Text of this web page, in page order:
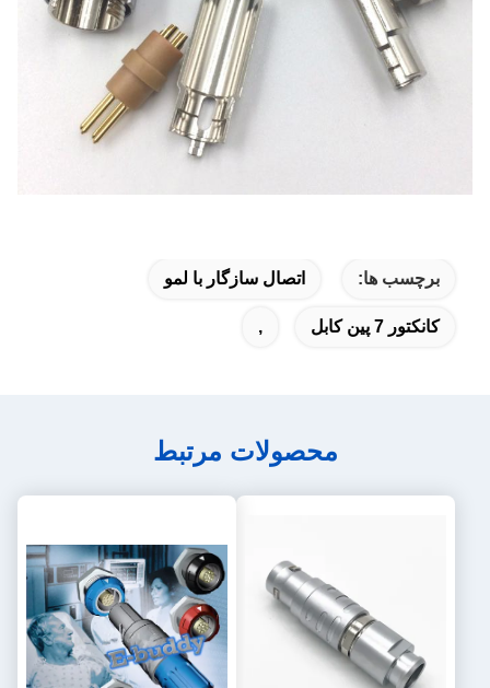
برچسب ها: اتصال سازگار با لمو
کانکتور 7 پین کابل ,
محصولات مرتبط